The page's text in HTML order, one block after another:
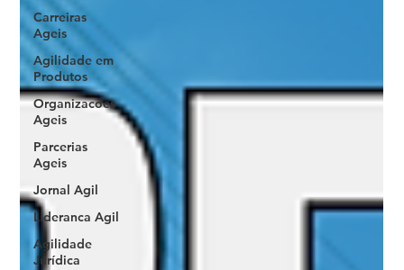
Carreiras
Ageis
Agilidade em
Produtos
Organizacoes
Ageis
Parcerias
Ageis
Jornal Agil
Lideranca Agil
Agilidade
Jurídica